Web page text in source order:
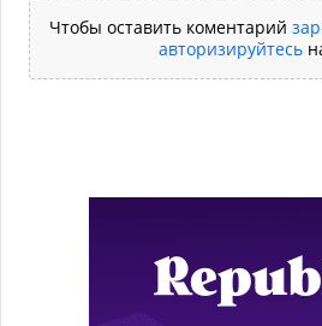
Чтобы оставить коментарий
авторизируйтесь